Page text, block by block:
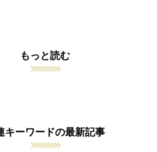
もっと読む
キーワードの最新記事